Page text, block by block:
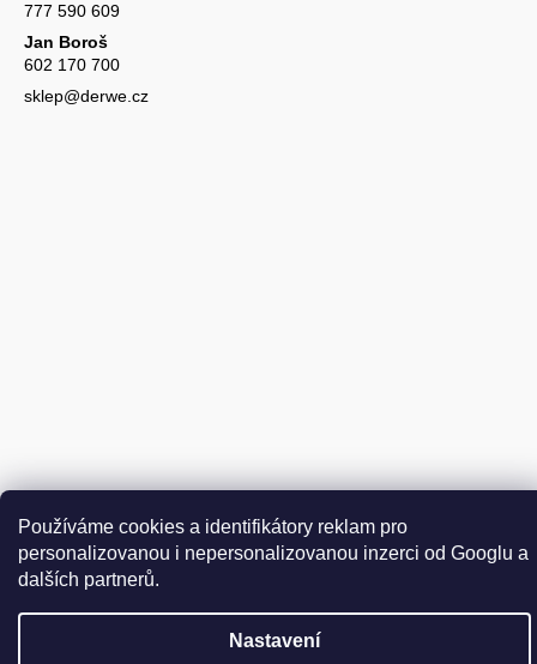
Používáme cookies a identifikátory reklam pro
personalizovanou i nepersonalizovanou inzerci od Googlu a
dalších partnerů.
Nastavení
777 590 609
Jan Boroš
602 170 700
sklep@derwe.cz
Vytvořil Shoptet
Copyright 2026DER WEINSCHMECKER.CZ. Všechna práva
Upravit nastavení cookies